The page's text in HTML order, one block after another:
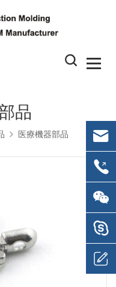
品
医療機器部品